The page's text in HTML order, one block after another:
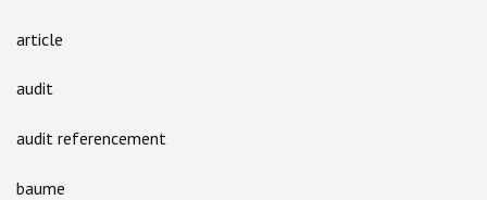
article
audit
audit referencement
baume